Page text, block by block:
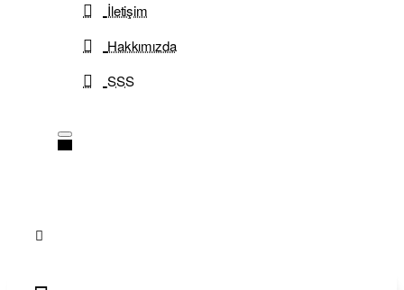
İletişim
Hakkımızda
SSS